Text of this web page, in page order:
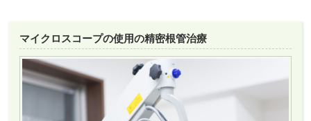
マイクロスコープの使用の精密根管治療